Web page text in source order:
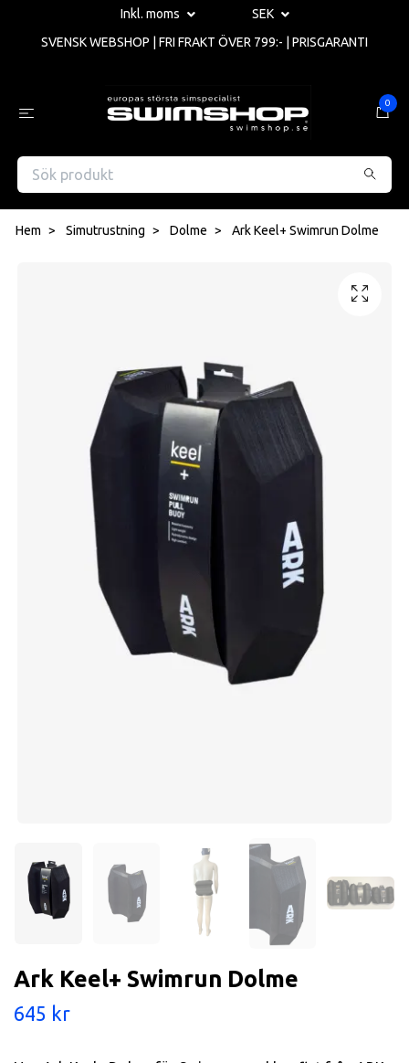
Inkl. moms
SEK
SVENSK WEBSHOP | FRI FRAKT ÖVER 799:- | PRISGARANTI
0
Hem Simutrustning Dolme Ark Keel+ Swimrun Dolme
Ark Keel+ Swimrun Dolme
645 kr